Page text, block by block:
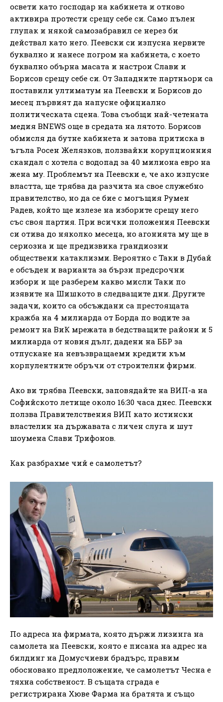
освети като господар на кабинета и отново
активира протести срещу себе си. Само пълен
глупак и някой самозабравил се нерез би
действал като него. Пеевски си изпусна нервите
буквално и нанесе погром на кабинета, с което
буквално обърна масата и настрои Слави и
Борисов срещу себе си. От Западните партньори са
поставили ултиматум на Пеевски и Борисов до
месец първият да напусне официално
политическата сцена. Това съобщи най-четената
медия BNEWS още в средата на лятото. Борисов
обмисля да бутне кабинета и затова притиска в
ъгъла Росен Желязков, ползвайки корупционния
скандал с хотела с водопад за 40 милиона евро на
жена му. Проблемът на Пеевски е, че ако изпусне
властта, ще трябва да разчита на свое служебно
правителство, но да се бие с могъщия Румен
Радев, който ще излезе на изборите срещу него
със своя партия. При всички положения Пеевски
си отива до няколко месеца, но агонията му ще в
сериозна и ще предизвика грандиозни
обществени катаклизми. Вероятно с Таки в Дубай
е обсъден и варианта за бързи предсрочни
избори и ще разберем какво мисли Таки по
изявите на Шишкото в следващите дни. Другите
задачи, които са обсъждани са престоящата
кражба на 4 милиарда от Борда по водите за
ремонт на ВиК мрежата в бедстващите райони и 5
милиарда от новия дълг, дадени на ББР за
отпускане на невъзвращаеми кредити към
корпулентните обръчи от строителни фирми.
Ако ви трябва Пеевски, заповядайте на ВИП-а на
Софийското летище около 16:30 часа днес. Пеевски
ползва Правителствения ВИП като истински
властелин на държавата с личен слуга и шут
шоумена Слави Трифонов.
Как разбрахме чий е самолетът?
По адреса на фирмата, която държи лизинга на
самолета на Пеевски, която е писана на адрес на
билдинг на Домусчиеви брадърс, правим
обосновано предлоложение, че самолетът Чесна е
тяхна собственост. В същата сграда е
регистрирана Хюве Фарма на братята и също